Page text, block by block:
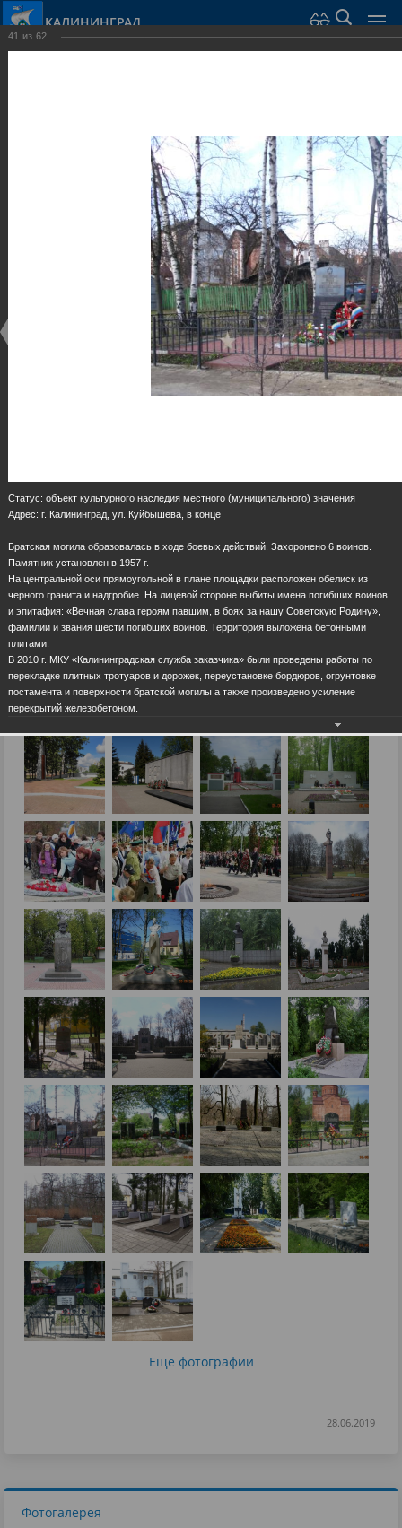
КАЛИНИНГРАД
Скульптуры и мемориалы
Еще фотографии
28.06.2019
Фотогалерея
41 из 62
Статус: объект культурного наследия местного (муниципального) значения
Адрес: г. Калининград, ул. Куйбышева, в конце
Братская могила образовалась в ходе боевых действий. Захоронено 6 воинов.
Памятник установлен в 1957 г.
На центральной оси прямоугольной в плане площадки расположен обелиск из
черного гранита и надгробие. На лицевой стороне выбиты имена погибших воинов
и эпитафия: «Вечная слава героям павшим, в боях за нашу Советскую Родину»,
фамилии и звания шести погибших воинов. Территория выложена бетонными
плитами.
В 2010 г. МКУ «Калининградская служба заказчика» были проведены работы по
перекладке плитных тротуаров и дорожек, переустановке бордюров, огрунтовке
постамента и поверхности братской могилы а также произведено усиление
перекрытий железобетоном.